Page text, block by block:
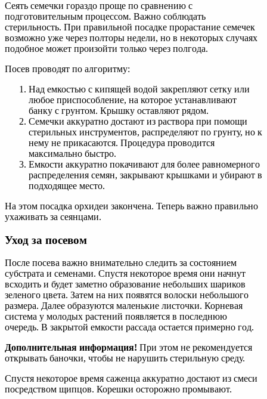
Сеять семечки гораздо проще по сравнению с
подготовительным процессом. Важно соблюдать
стерильность. При правильной посадке прорастание семечек
возможно уже через полторы недели, но в некоторых случаях
подобное может произойти только через полгода.
Посев проводят по алгоритму:
Над емкостью с кипящей водой закрепляют сетку или
любое приспособление, на которое устанавливают
банку с грунтом. Крышку оставляют рядом.
Семечки аккуратно достают из раствора при помощи
стерильных инструментов, распределяют по грунту, но к
нему не прикасаются. Процедура проводится
максимально быстро.
Емкости аккуратно покачивают для более равномерного
распределения семян, закрывают крышками и убирают в
подходящее место.
На этом посадка орхидеи закончена. Теперь важно правильно
ухаживать за сеянцами.
Уход за посевом
После посева важно внимательно следить за состоянием
субстрата и семенами. Спустя некоторое время они начнут
всходить и будет заметно образование небольших шариков
зеленого цвета. Затем на них появятся волоски небольшого
размера. Далее образуются маленькие листочки. Корневая
система у молодых растений появляется в последнюю
очередь. В закрытой емкости рассада остается примерно год.
Дополнительная информация! При этом не рекомендуется
открывать баночки, чтобы не нарушить стерильную среду.
Спустя некоторое время саженца аккуратно достают из смеси
посредством щипцов. Корешки осторожно промывают.